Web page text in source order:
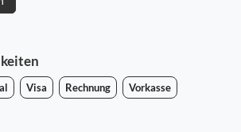
Visa Rechnung Vorkasse